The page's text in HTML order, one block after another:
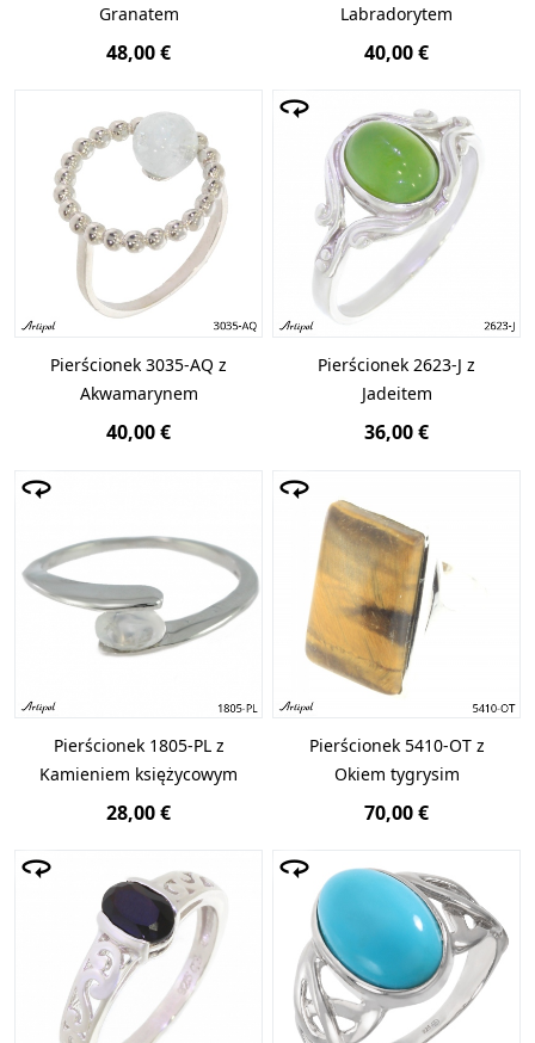
Granatem
48,00 €
Labradorytem
40,00 €
Pierścionek 3035-AQ z
Akwamarynem
40,00 €
Pierścionek 2623-J z
Jadeitem
36,00 €
Pierścionek 1805-PL z
Kamieniem księżycowym
28,00 €
Pierścionek 5410-OT z
Okiem tygrysim
70,00 €